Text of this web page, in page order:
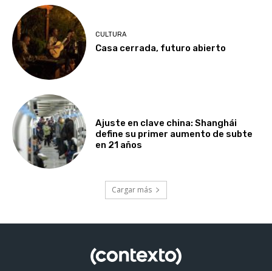
CULTURA
Casa cerrada, futuro abierto
Ajuste en clave china: Shanghái
define su primer aumento de subte
en 21 años
Cargar más